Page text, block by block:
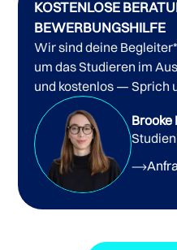
KOSTENLOSE
BEWERBUNGSHILFE
Wir sind deine
um das Studieren im
und kostenlos — Sprich
Brooke